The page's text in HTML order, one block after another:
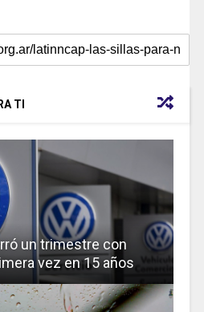
TI
un trimestre con
vez en 15 años